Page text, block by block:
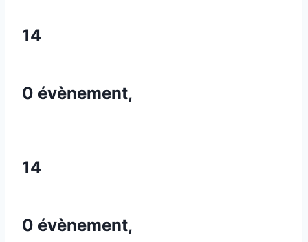
14
0 évènement,
14
0 évènement,